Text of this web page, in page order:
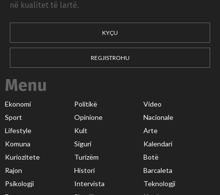
në kualitet të lartë.
KYÇU
REGJISTROHU
Menu
Ekonomi Politikë
Video
Sport
Opinione
Nacionale
Lifestyle
Kult
Arte
Komuna
Siguri
Kalendari
Kuriozitete
Turizëm
Botë
Rajon
Histori
Barcaleta
Psikologji
Intervista
Teknologji